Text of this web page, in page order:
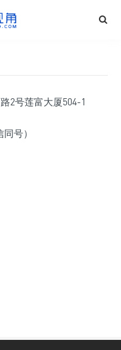
2号莲富大厦504-1
号）